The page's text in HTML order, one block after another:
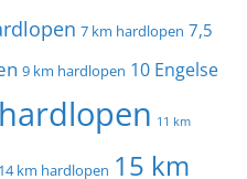
7 km hardlopen 7,5
9 km hardlopen 10 Engelse
11 km
14 km hardlopen 15 km